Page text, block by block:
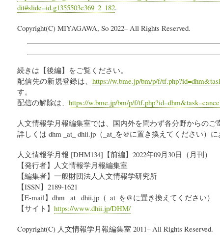
dit#slide=id.g1355503e369_2_182.
Copyright(C) MIYAGAWA, So 2022– All Rights Reserved.
続きは【後編】をご覧ください。
配信先の新規登録は、https://w.bme.jp/bm/p/f/
す。
配信の解除は、 https://w.bme.jp/bm/p/f/
人文情報学月報編集室では、国内外を問わず各分野からの
詳しくは dhm _at_ dhii.jp（_at_を@に置き換えてください）
人文情報学月報 [DHM134]【前編】2022年09月30日（月刊）
【発行者】人文情報学月報編集室
【編集者】一般財団法人人文情報学研究所
【ISSN】2189-1621
【E-mail】dhm _at_ dhii.jp（_at_を@に置き換えてください）
【サイト】 https://www.dhii.jp/DHM/
Copyright(C) 人文情報学月報編集室 2011– All Rights Reserved.